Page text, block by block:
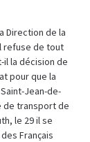
Direction de la
refuse de tout
il la décision de
pour que la
Jean-de-
de transport de
le 29 il se
Français